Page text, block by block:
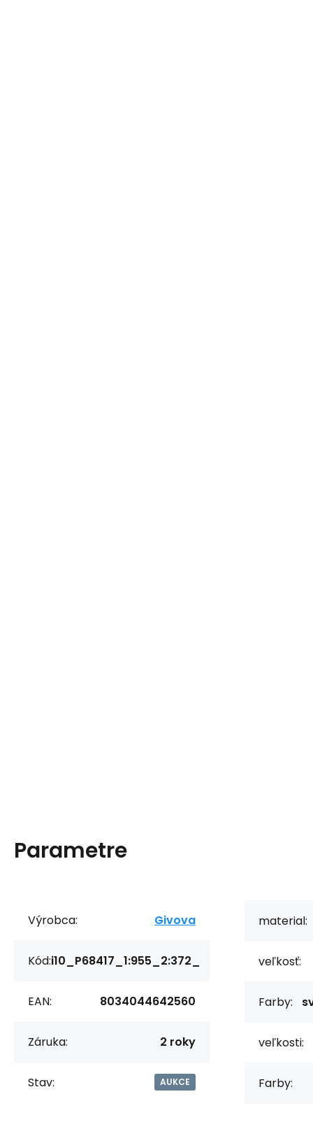
Parametre
Výrobca: Givova
Kód:i10_P68417_1:955_2:372_
EAN: 8034044642560
Záruka: 2 roky
Stav: AUKCE
material:
veľkosť:
Farby:
veľkosti:
Farby: